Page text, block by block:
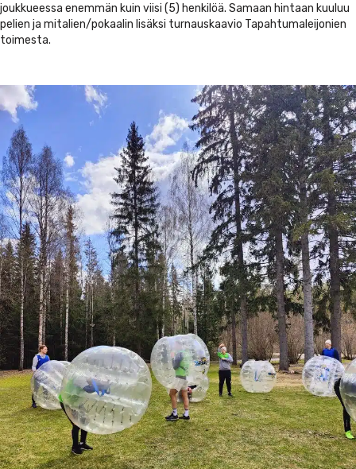
joukkueessa enemmän kuin viisi (5) henkilöä. Samaan hintaan kuuluu
pelien ja mitalien/pokaalin lisäksi turnauskaavio Tapahtumaleijonien
toimesta.